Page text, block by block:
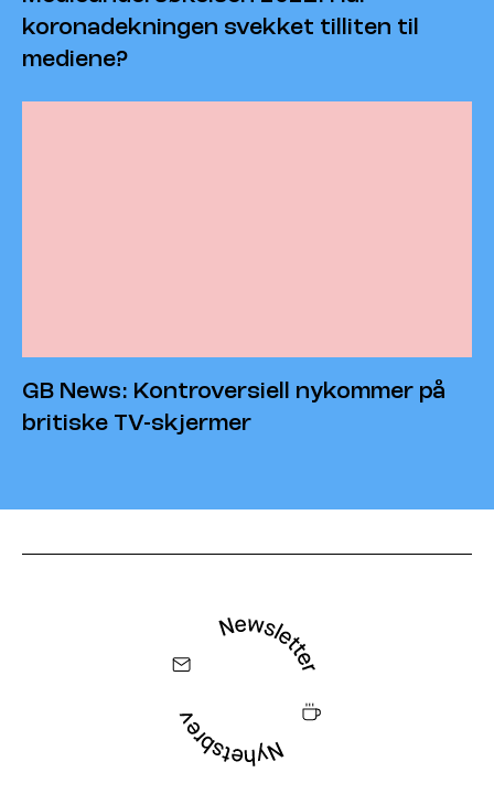
koronadekningen svekket tilliten til
mediene?
GB News: Kontroversiell nykommer på
britiske TV-skjermer